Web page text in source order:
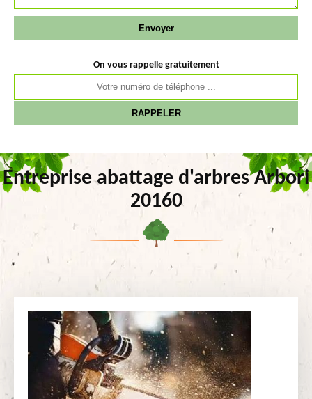
On vous rappelle gratuitement
Entreprise abattage d'arbres Arbori
20160